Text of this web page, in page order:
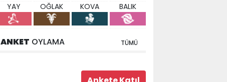
YAY OĞLAK KOVA BALIK
ANKET OYLAMA TÜMÜ